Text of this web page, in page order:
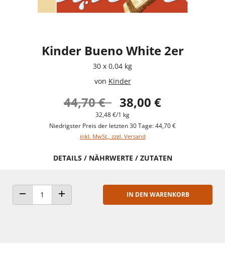
Kinder Bueno White 2er
30 x 0,04 kg
von Kinder
44,70 € 38,00 €
32,48 €/1 kg
Niedrigster Preis der letzten 30 Tage: 44,70 €
inkl. MwSt., zzgl. Versand
DETAILS / NÄHRWERTE / ZUTATEN
ANZAHL VERRINGERNANZAHL ERHÖHEN
IN DEN WARENKORB